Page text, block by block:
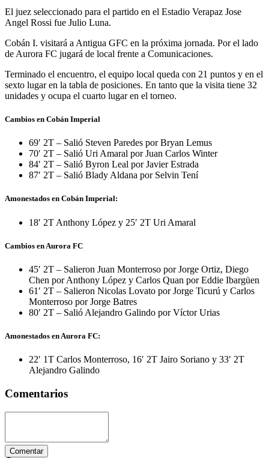
El juez seleccionado para el partido en el Estadio Verapaz Jose
Angel Rossi fue Julio Luna.
Cobán I. visitará a Antigua GFC en la próxima jornada. Por el lado
de Aurora FC jugará de local frente a Comunicaciones.
Terminado el encuentro, el equipo local queda con 21 puntos y en el
sexto lugar en la tabla de posiciones. En tanto que la visita tiene 32
unidades y ocupa el cuarto lugar en el torneo.
Cambios en Cobán Imperial
69′ 2T – Salió Steven Paredes por Bryan Lemus
70′ 2T – Salió Uri Amaral por Juan Carlos Winter
84′ 2T – Salió Byron Leal por Javier Estrada
87′ 2T – Salió Blady Aldana por Selvin Tení
Amonestados en Cobán Imperial:
18′ 2T Anthony López y 25′ 2T Uri Amaral
Cambios en Aurora FC
45′ 2T – Salieron Juan Monterroso por Jorge Ortiz, Diego
Chen por Anthony López y Carlos Quan por Eddie Ibargüen
61′ 2T – Salieron Nicolas Lovato por Jorge Ticurú y Carlos
Monterroso por Jorge Batres
80′ 2T – Salió Alejandro Galindo por Víctor Urias
Amonestados en Aurora FC:
22′ 1T Carlos Monterroso, 16′ 2T Jairo Soriano y 33′ 2T
Alejandro Galindo
Comentarios
Comentar